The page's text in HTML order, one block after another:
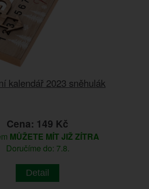
kalendář 2023 sněhulák
Cena: 149 Kč
MŮŽETE MÍT JIŽ ZÍTRA
Doručíme do: 7.8.
Detail